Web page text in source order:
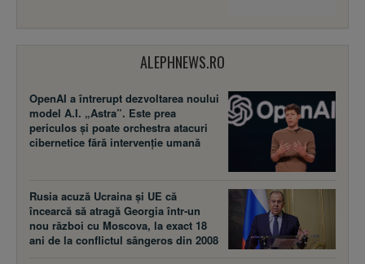
ALEPHNEWS.RO
OpenAI a întrerupt dezvoltarea noului
model A.I. „Astra”. Este prea
periculos și poate orchestra atacuri
cibernetice fără intervenție umană
Rusia acuză Ucraina şi UE că
încearcă să atragă Georgia într-un
nou război cu Moscova, la exact 18
ani de la conflictul sângeros din 2008